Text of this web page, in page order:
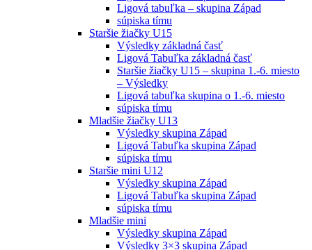
Ligová tabuľka – skupina Západ
súpiska tímu
Staršie žiačky U15
Výsledky základná časť
Ligová Tabuľka základná časť
Staršie žiačky U15 – skupina 1.-6. miesto
– Výsledky
Ligová tabuľka skupina o 1.-6. miesto
súpiska tímu
Mladšie žiačky U13
Výsledky skupina Západ
Ligová Tabuľka skupina Západ
súpiska tímu
Staršie mini U12
Výsledky skupina Západ
Ligová Tabuľka skupina Západ
súpiska tímu
Mladšie mini
Výsledky skupina Západ
Výsledky 3×3 skupina Západ